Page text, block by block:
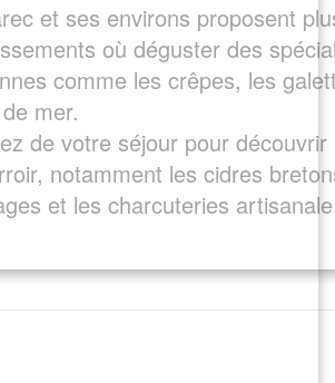
et ses environs proposent
où déguster des
comme les crêpes, les
mer.
de votre séjour pour
notamment les cidres
et les charcuteries artisanale